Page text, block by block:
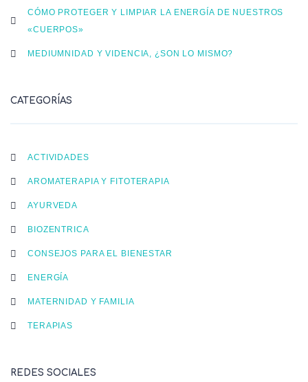
CÓMO PROTEGER Y LIMPIAR LA ENERGÍA DE NUESTROS
«CUERPOS»
MEDIUMNIDAD Y VIDENCIA, ¿SON LO MISMO?
CATEGORÍAS
ACTIVIDADES
AROMATERAPIA Y FITOTERAPIA
AYURVEDA
BIOZENTRICA
CONSEJOS PARA EL BIENESTAR
ENERGÍA
MATERNIDAD Y FAMILIA
TERAPIAS
REDES SOCIALES